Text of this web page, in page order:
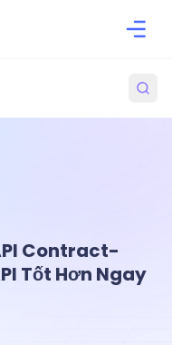
Contract-
Tốt Hơn Ngay